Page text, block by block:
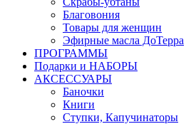
Благовония
Товары для женщин
Эфирные масла ДоТерра
ПРОГРАММЫ
Подарки и НАБОРЫ
АКСЕССУАРЫ
Баночки
Книги
Ступки, Капучинаторы